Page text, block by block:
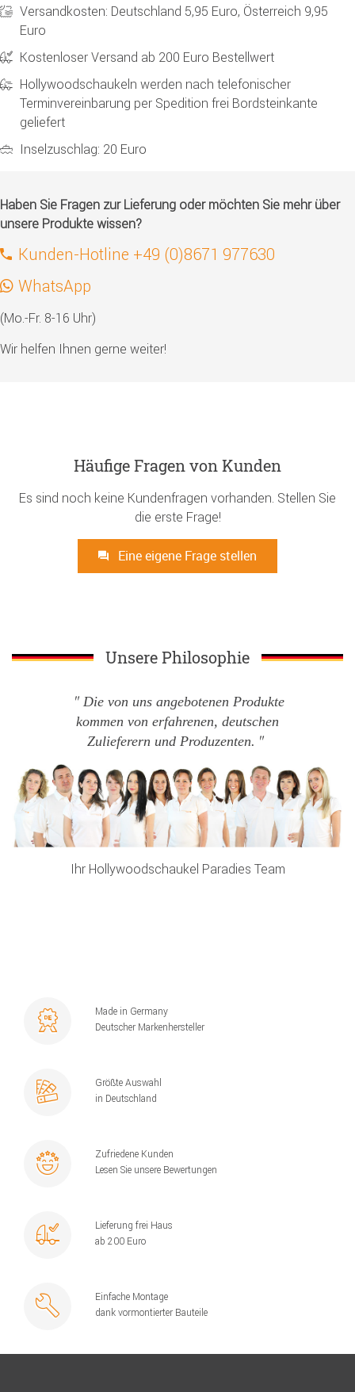
Versandkosten: Deutschland 5,95 Euro, Österreich 9,95
Euro
Kostenloser Versand ab 200 Euro Bestellwert
Hollywoodschaukeln werden nach telefonischer
Terminvereinbarung per Spedition frei Bordsteinkante
geliefert
Inselzuschlag: 20 Euro
Haben Sie Fragen zur Lieferung oder möchten Sie mehr über
unsere Produkte wissen?
Kunden-Hotline +49 (0)8671 977630
WhatsApp
(Mo.-Fr. 8-16 Uhr)
Wir helfen Ihnen gerne weiter!
Häufige Fragen von Kunden
Es sind noch keine Kundenfragen vorhanden. Stellen Sie
die erste Frage!
Eine eigene Frage stellen
Unsere Philosophie
Die von uns angebotenen Produkte
kommen von erfahrenen, deutschen
Zulieferern und Produzenten.
Ihr Hollywoodschaukel Paradies Team
Made in Germany
Deutscher Markenhersteller
Größte Auswahl
in Deutschland
Zufriedene Kunden
Lesen Sie unsere Bewertungen
Lieferung frei Haus
ab 200 Euro
Einfache Montage
dank vormontierter Bauteile